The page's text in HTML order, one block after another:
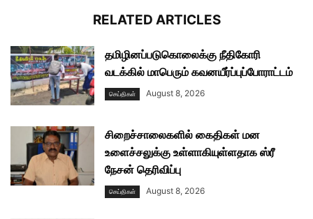
RELATED ARTICLES
தமிழினப்படுகொலைக்கு நீதிகோரி
வடக்கில் மாபெரும் கவனயீர்ப்புப்போராட்டம்
செய்திகள் August 8, 2026
சிறைச்சாலைகளில் கைதிகள் மன
உளைச்சலுக்கு உள்ளாகியுள்ளதாக ஸ்ரீ
நேசன் தெரிவிப்பு
செய்திகள் August 8, 2026